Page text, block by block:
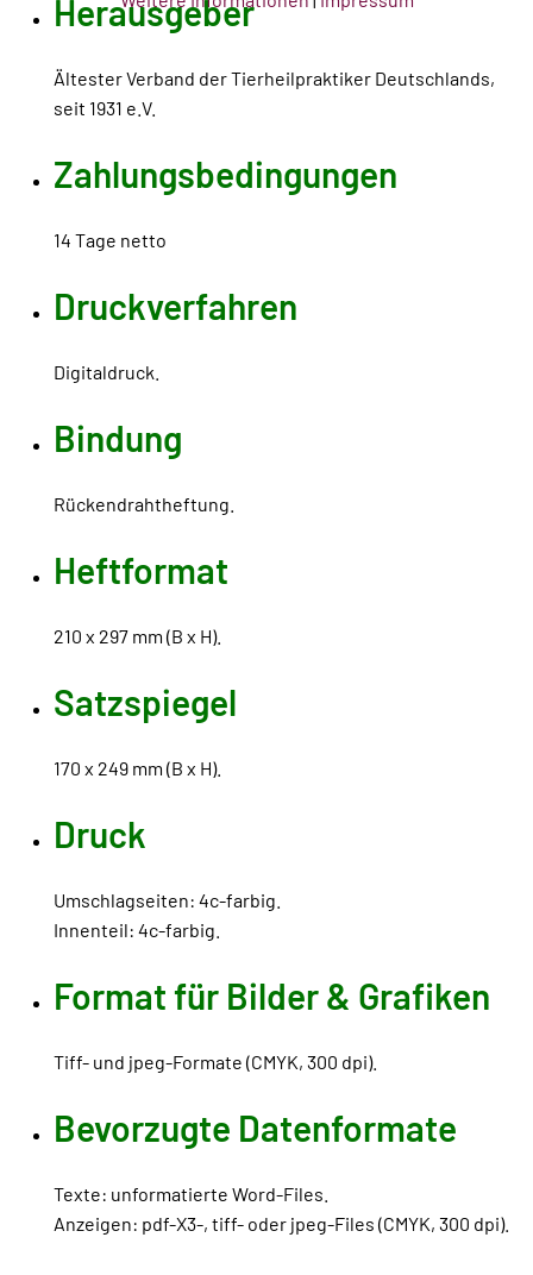
Herausgeber
Ältester Verband der Tierheilpraktiker Deutschlands,
seit 1931 e.V.
Zahlungsbedingungen
14 Tage netto
Druckverfahren
Digitaldruck.
Bindung
Rückendrahtheftung.
Heftformat
210 x 297 mm (B x H).
Satzspiegel
170 x 249 mm (B x H).
Druck
Umschlagseiten: 4c-farbig.
Innenteil: 4c-farbig.
Format für Bilder & Grafiken
Tiff- und jpeg-Formate (CMYK, 300 dpi).
Bevorzugte Datenformate
Texte: unformatierte Word-Files.
Anzeigen: pdf-X3-, tiff- oder jpeg-Files (CMYK, 300 dpi).